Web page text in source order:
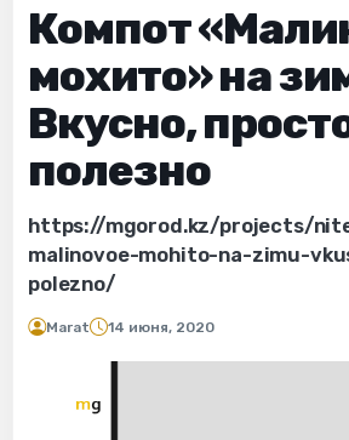
Компот
мохито» на
Вкусно,
полезно
https://mgorod.kz/projects/
malinovoe-mohito-na-zimu-
polezno/
Marat 14 июня, 2020